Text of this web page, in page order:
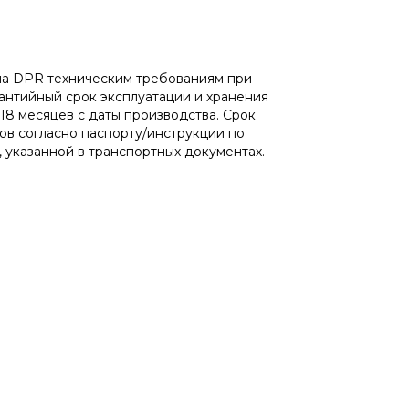
DPR техническим требованиям при
срок эксплуатации и хранения
месяцев с даты производства. Срок
согласно паспорту/инструкции по
в транспортных документах.